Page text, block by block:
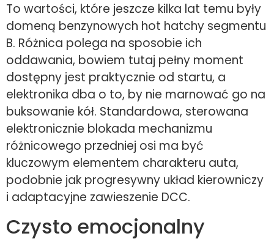
To wartości, które jeszcze kilka lat temu były
domeną benzynowych hot hatchy segmentu
B. Różnica polega na sposobie ich
oddawania, bowiem tutaj pełny moment
dostępny jest praktycznie od startu, a
elektronika dba o to, by nie marnować go na
buksowanie kół. Standardowa, sterowana
elektronicznie blokada mechanizmu
różnicowego przedniej osi ma być
kluczowym elementem charakteru auta,
podobnie jak progresywny układ kierowniczy
i adaptacyjne zawieszenie DCC.
Czysto emocjonalny